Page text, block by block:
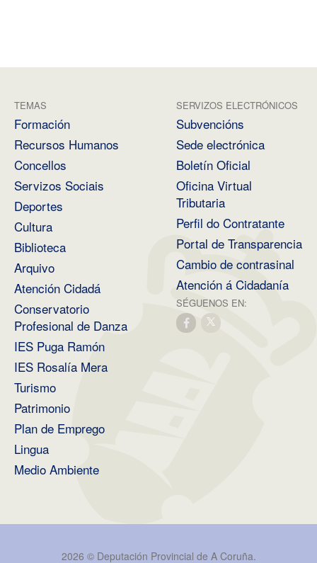
TEMAS
Formación
Recursos Humanos
Concellos
Servizos Sociais
Deportes
Cultura
Biblioteca
Arquivo
Atención Cidadá
Conservatorio
Profesional de Danza
IES Puga Ramón
IES Rosalía Mera
Turismo
Patrimonio
Plan de Emprego
Lingua
Medio Ambiente
SERVIZOS ELECTRÓNICOS
Subvencións
Sede electrónica
Boletín Oficial
Oficina Virtual
Tributaria
Perfil do Contratante
Portal de Transparencia
Cambio de contrasinal
Atención á Cidadanía
SÉGUENOS EN:
2026 © Deputación Provincial de A Coruña.